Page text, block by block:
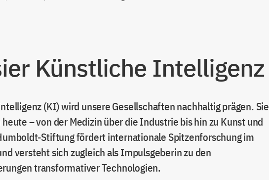
Künstliche Intelligenz
(KI) wird unsere Gesellschaften nachhaltig prägen. Sie
– von der Medizin über die Industrie bis hin zu Kunst und
Stiftung fördert internationale Spitzenforschung im
versteht sich zugleich als Impulsgeberin zu den
transformativer Technologien.